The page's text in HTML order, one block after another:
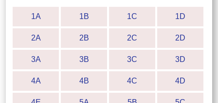
1A 1B 1C 1D
2A 2B 2C 2D
3A 3B 3C 3D
4A 4B 4C 4D